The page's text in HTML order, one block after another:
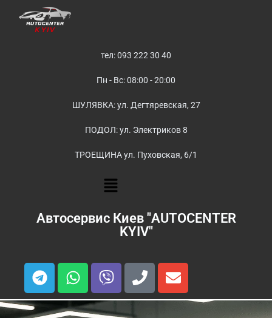
тел: 093 222 30 40
Пн - Вс: 08:00 - 20:00
ШУЛЯВКА: ул. Дегтяревская, 27
ПОДОЛ: ул. Электриков 8
ТРОЕЩИНА ул. Пуховская, 6/1
Автосервис Киев "AUTOCENTER
KYIV"